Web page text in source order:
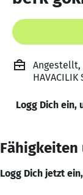
Angestellt,
HAVACILIK
Logg Dich ein,
Logg Dich jetzt